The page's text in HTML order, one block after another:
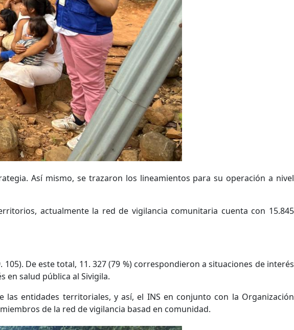
Así mismo, se trazaron los lineamientos para su operación a nivel
actualmente la red de vigilancia comunitaria cuenta con 15.845
De este total, 11. 327 (79 %) correspondieron a situaciones de interés
en salud pública al Sivigila.
entidades territoriales, y así, el INS en conjunto con la Organización
de la red de vigilancia basad en comunidad.